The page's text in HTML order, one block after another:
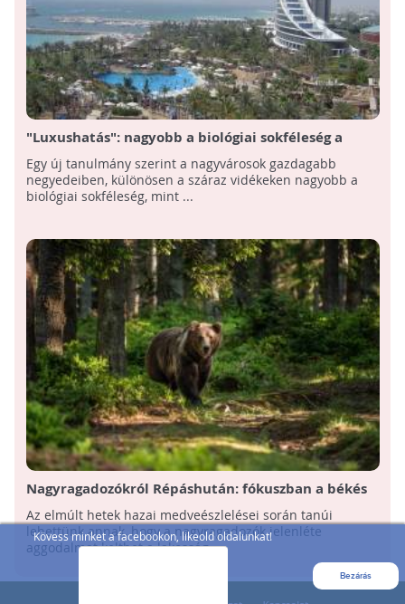
Kövess minket a facebookon, likeold oldalunkat!
Bezárás
"Luxushatás": nagyobb a biológiai sokféleség a
gazdagabb lakónegyedek környékén
Egy új tanulmány szerint a nagyvárosok gazdagabb
negyedeiben, különösen a száraz vidékeken nagyobb a
biológiai sokféleség, mint ...
Nagyragadozókról Répáshután: fókuszban a békés
együttélés
Az elmúlt hetek hazai medveészlelései során tanúi
lehettünk annak, hogy a nagyragadozók jelenléte
aggodalmat kelthet a lakosság ...